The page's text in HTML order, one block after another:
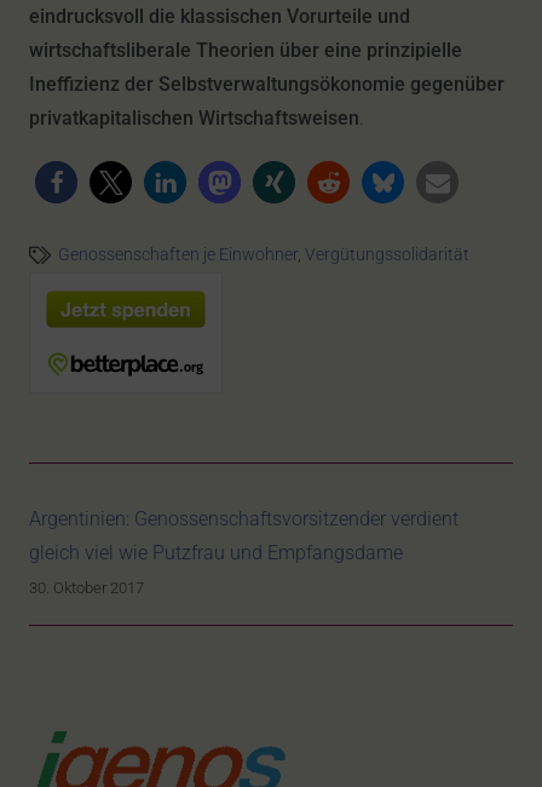
eindrucksvoll die klassischen Vorurteile und
wirtschaftsliberale Theorien über eine prinzipielle
Ineffizienz der Selbstverwaltungsökonomie gegenüber
privatkapitalischen Wirtschaftsweisen.
Genossenschaften je Einwohner, Vergütungssolidarität
Argentinien: Genossenschaftsvorsitzender verdient
gleich viel wie Putzfrau und Empfangsdame
30. Oktober 2017